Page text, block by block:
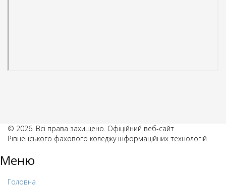
© 2026. Всі права захищено. Офіційний веб-сайт
Рівненського фахового коледжу інформаційних технологій
Меню
Головна